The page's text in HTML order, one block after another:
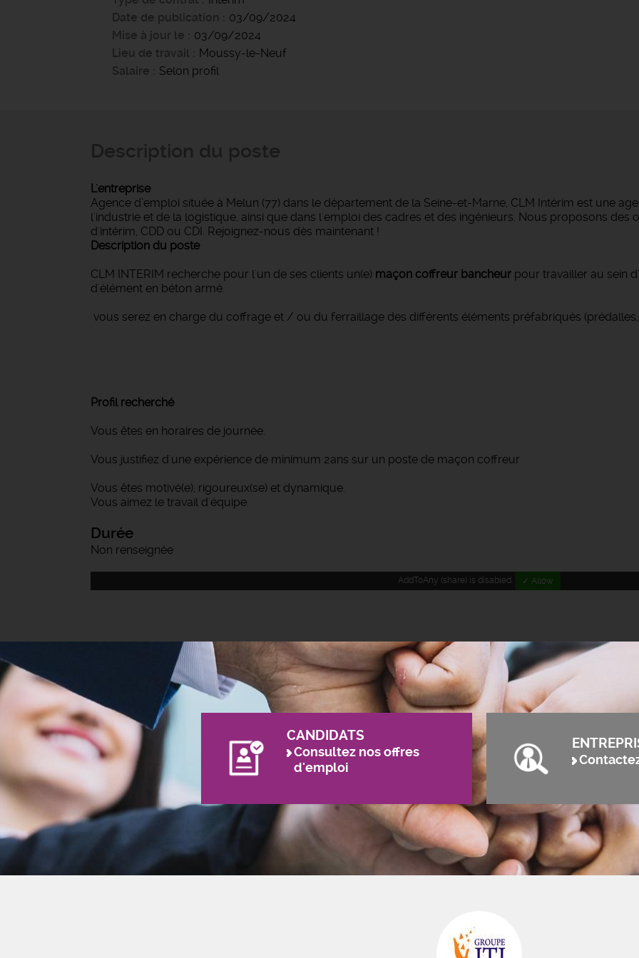
Date de publication
03/09/2024
Mise à jour le
03/09/2024
Lieu de travail
Moussy-le-Neuf
Salaire
Selon profil
L'entreprise
Agence d’emploi située à Melun (77) dans le département de la Seine-et-Marne, CLM Intérim est une
l'industrie et de la logistique, ainsi que dans l'emploi des cadres et des ingénieurs. Nous proposons
d'intérim, CDD ou CDI. Rejoignez-nous dès maintenant !
Description du poste
CLM INTERIM recherche pour l'un de ses clients un(e) maçon coffreur bancheur pour travailler au sein
d'élément en béton armé.
vous serez en charge du coffrage et / ou du ferraillage des différents éléments préfabriqués (prédalles,
Profil recherché
Vous êtes en horaires de journée.
Vous justifiez d'une expérience de minimum 2ans sur un poste de maçon coffreur
Vous êtes motivé(e), rigoureux(se) et dynamique.
Vous aimez le travail d'équipe.
Durée
Non renseignée
AddToAny (share) is disabled. ✓ Allow
CANDIDATS
Consultez nos offres
d'emploi